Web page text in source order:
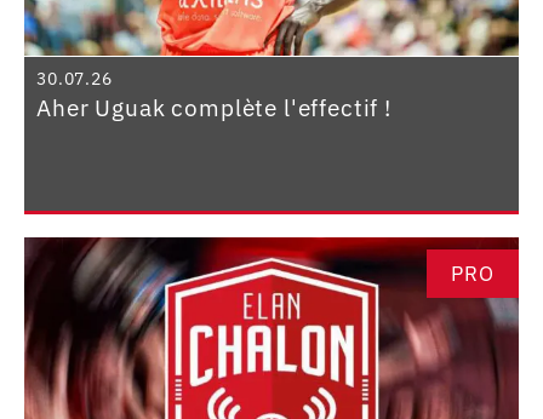
30.07.26
Aher Uguak complète l'effectif !
PRO